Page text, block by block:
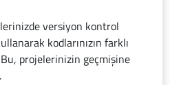
versiyon kontrol
kodlarınızın farklı
projelerinizin geçmişine